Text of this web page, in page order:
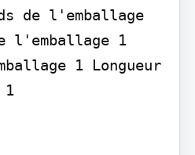
de l'emballage
l'emballage 1
1 Longueur
1